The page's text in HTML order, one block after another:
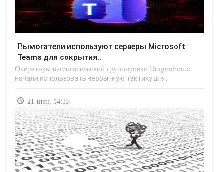
Вымогатели используют серверы Microsoft
Teams для сокрытия..
Операторы вымогательской группировки DragonForce
начали использовать необычную тактику для..
21-июн, 14:30